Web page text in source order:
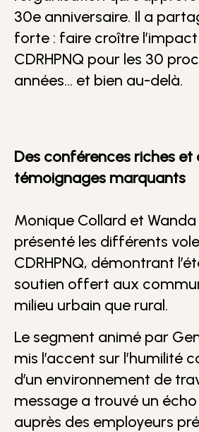
30e anniversaire. Il a
forte : faire croître
CDRHPNQ pour les 30
années… et bien au-delà.
Des conférences riches et
témoignages marquants
Monique Collard et
présenté les différents
CDRHPNQ, démontrant
soutien offert aux
milieu urbain que rural.
Le segment animé par
mis l’accent sur l’humilité
d’un environnement de
message a trouvé un
auprès des employeurs